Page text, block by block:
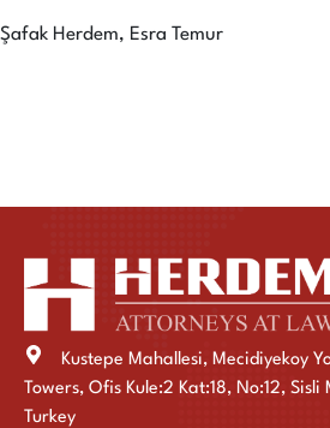
Şafak Herdem, Esra Temur
Kustepe Mahallesi, Mecidiyekoy
Towers, Ofis Kule:2 Kat:18, No:12,
Turkey